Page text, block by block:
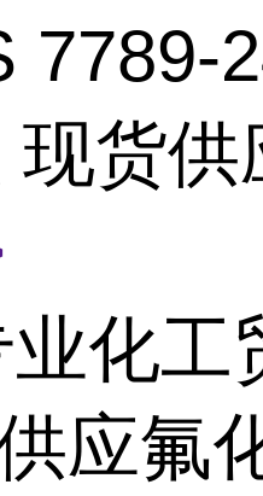
7789-
现货供
化工
应氟